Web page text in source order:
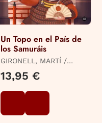
Un Topo en el País de
los Samuráis
GIRONELL, MARTÍ /
13,95 €